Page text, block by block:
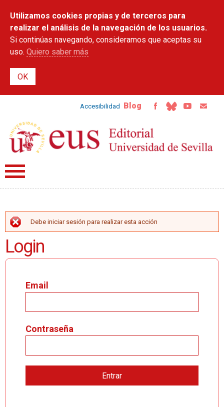
contenido
principal
Utilizamos cookies propias y de terceros para
realizar el análisis de la navegación de los usuarios.
Si continúas navegando, consideramos que aceptas su
uso. Quiero saber más
Accesibilidad Blog
MENSAJE DE ERROR
Debe iniciar sesión para realizar esta acción
Login
Email
Contraseña